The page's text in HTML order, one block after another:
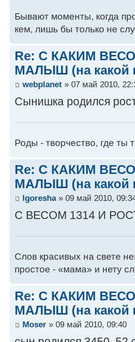
Бывают моменты, когда
кем, лишь бы только не
Re: С КАКИМ
МАЛЫШ (на какой
webplanet » 07 май 2010,
Сынишка родился
Роды - творчество, где ты
Re: С КАКИМ
МАЛЫШ (на какой
Igoresha» 09 май 2010,
С ВЕСОМ 1314 И
Слов красивых на свете
простое - «мама» и нету
Re: С КАКИМ
МАЛЫШ (на какой
Moser » 09 май 2010, 09:40